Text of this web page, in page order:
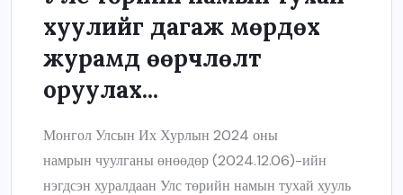
хуулийг дагаж мөрдөх
журамд өөрчлөлт
оруулах...
Монгол Улсын Их Хурлын 2024 оны
намрын чуулганы өнөөдөр (2024.12.06)-ийн
нэгдсэн хуралдаан Улс төрийн намын тухай хууль